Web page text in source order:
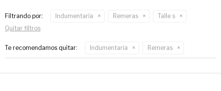
Filtrando por: Indumentaria Remeras
Talle s
Quitar filtros
Te recomendamos quitar: Indumentaria Remeras